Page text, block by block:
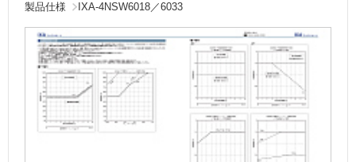
製品仕様 IXA-4NSW6018／6033